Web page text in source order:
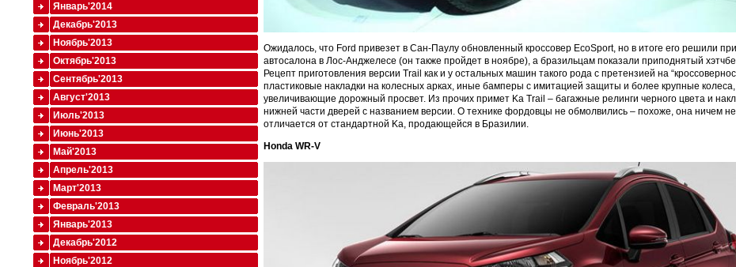
Ожидалось, что Ford привезет в Сан-Паулу обновленный кроссовер EcoSport, но в итоге его решили
автосалона в Лос-Анджелесе (он также пройдет в ноябре), а бразильцам показали приподнятый
Рецепт приготовления версии Trail как и у остальных машин такого рода с претензией на
пластиковые накладки на колесных арках, иные бамперы с имитацией защиты и более крупные
увеличивающие дорожный просвет. Из прочих примет Ka Trail – багажные релинги черного цвета и
нижней части дверей с названием версии. О технике фордовцы не обмолвились – похоже, она ничем не
отличается от стандартной Ka, продающейся в Бразилии.
Honda WR-V
Январь'2014
Декабрь'2013
Ноябрь'2013
Октябрь'2013
Сентябрь'2013
Август'2013
Июль'2013
Июнь'2013
Май'2013
Апрель'2013
Март'2013
Февраль'2013
Январь'2013
Декабрь'2012
Ноябрь'2012